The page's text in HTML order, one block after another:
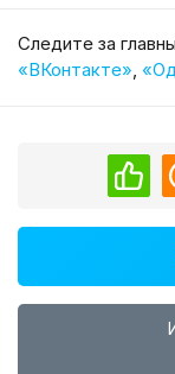
Cледите за
«ВКонтакте»,